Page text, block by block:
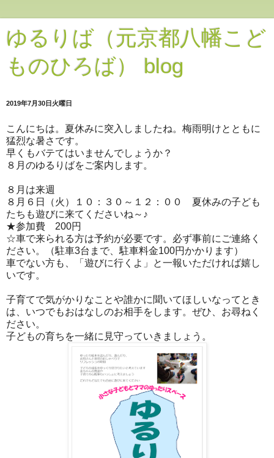
ゆるりば（元京都八幡こど
ものひろば） blog
2019年7月30日火曜日
こんにちは。夏休みに突入しましたね。梅雨明けとともに
猛烈な暑さです。
早くもバテてはいませんでしょうか？
８月のゆるりばをご案内します。
８月は来週
８月６日（火）１０：３０～１２：００ 夏休みの子ども
たちも遊びに来てくださいね～♪
★参加費 200円
☆車で来られる方は予約が必要です。必ず事前にご連絡く
ださい。（駐車3台まで、駐車料金100円かかります）
車でない方も、「遊びに行くよ」と一報いただければ嬉し
いです。
子育てで気がかりなことや誰かに聞いてほしいなってとき
は、いつでもおはなしのお相手をします。ぜひ、お尋ねく
ださい。
子どもの育ちを一緒に見守っていきましょう。